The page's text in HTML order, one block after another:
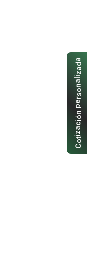
C
o
t
i
z
a
c
i
ó
n
p
e
r
s
o
n
a
l
i
z
a
d
a